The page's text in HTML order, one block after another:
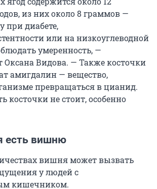
из них около 8 граммов —
при диабете,
или на низкоуглеводной
умеренность, —
Оксана Видова. — Также косточки
амигдалин — вещество,
превращаться в цианид.
косточки не стоит, особенно
есть вишню
вишня может вызвать
у людей с
кишечником.